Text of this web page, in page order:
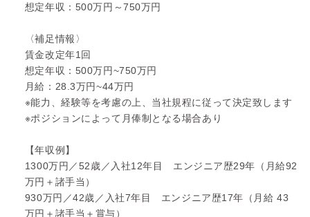
想定年収：500万円～750万円
〈補足情報〉
賃金改定年1回
想定年収：500万円~750万円
月給：28.3万円~44万円
※能力、経験等を考慮の上、当社規程に従って決定致します
※ポジションによって月俸制となる場合あり
【年収例】
1300万円／52歳／入社12年目 エンジニア歴29年（月給92
万円＋諸手当）
930万円／42歳／入社7年目 エンジニア歴17年（月給 43
万円＋諸手当＋賞与）